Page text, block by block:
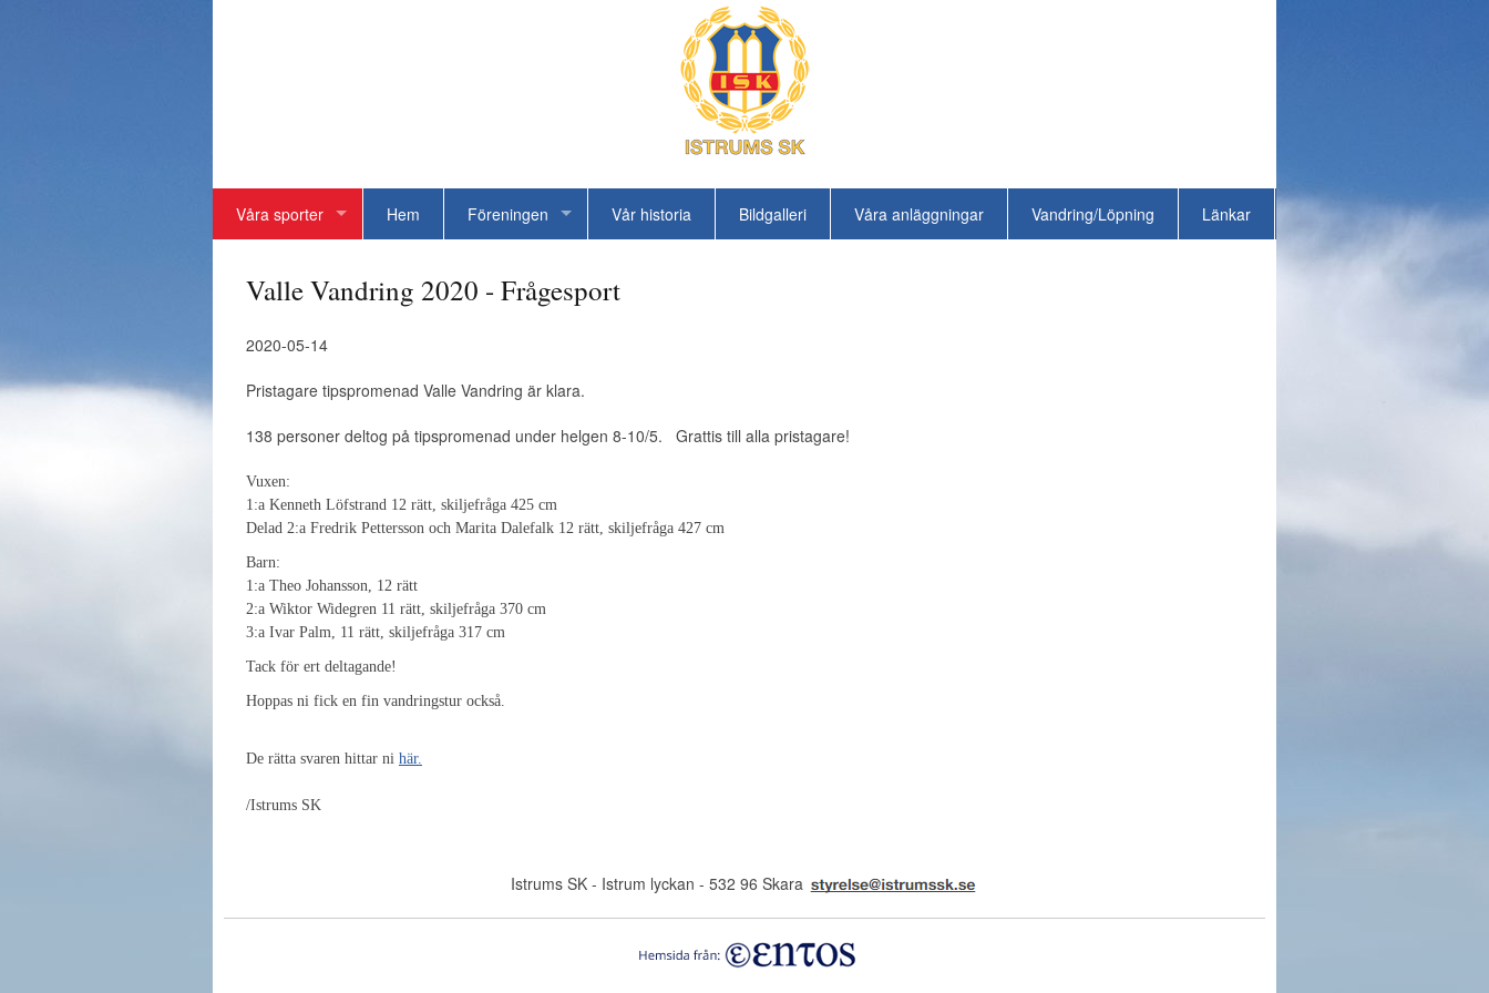
Våra sporter Hem Föreningen Vår historia Bildgalleri Våra anläggningar Vandring/Löpning Länkar
Valle Vandring 2020 - Frågesport
2020-05-14
Pristagare tipspromenad Valle Vandring är klara.
138 personer deltog på tipspromenad under helgen 8-10/5. Grattis till alla pristagare!
Vuxen:
1:a Kenneth Löfstrand 12 rätt, skiljefråga 425 cm
Delad 2:a Fredrik Pettersson och Marita Dalefalk 12 rätt, skiljefråga 427 cm
Barn:
1:a Theo Johansson, 12 rätt
2:a Wiktor Widegren 11 rätt, skiljefråga 370 cm
3:a Ivar Palm, 11 rätt, skiljefråga 317 cm
Tack för ert deltagande!
Hoppas ni fick en fin vandringstur också.
De rätta svaren hittar ni här.
/Istrums SK
Istrums SK - Istrum lyckan - 532 96 Skara